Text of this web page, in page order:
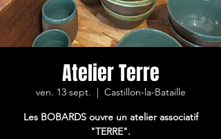
Atelier Terre
ven. 13 sept.
  |
Castillon-la-Bataille
Les BOBARDS ouvre un atelier associatif
"TERRE".